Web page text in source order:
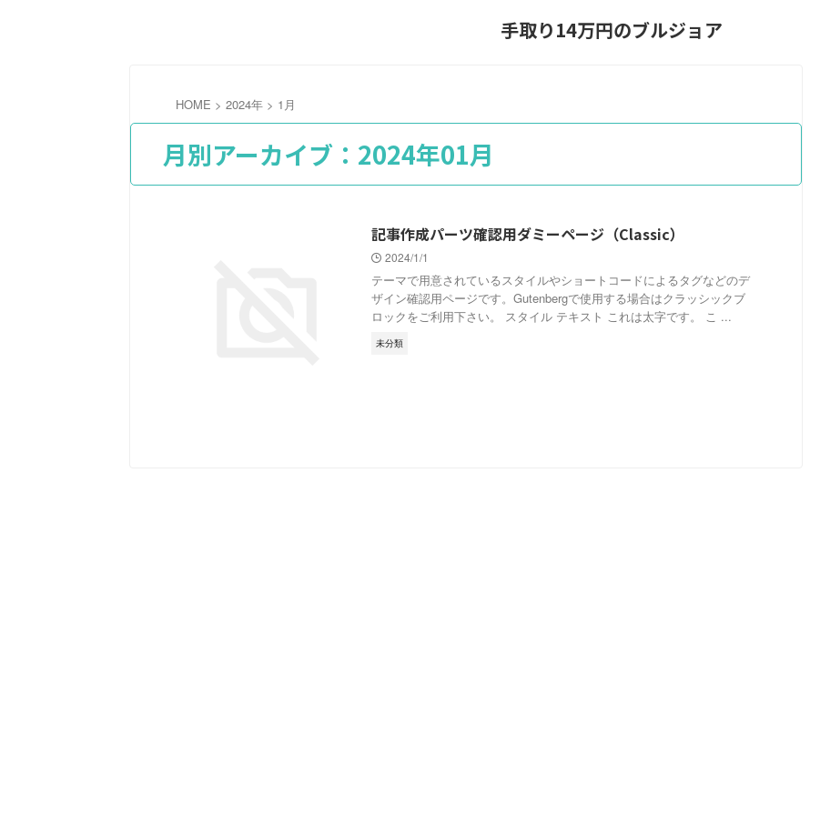
手取り14万円のブルジョア
HOME > 2024年 > 1月
月別アーカイブ：2024年01月
記事作成パーツ確認用ダミーページ（Classic）
2024/1/1
テーマで用意されているスタイルやショートコードによるタグなどのデ
ザイン確認用ページです。Gutenbergで使用する場合はクラッシックブ
ロックをご利用下さい。 スタイル テキスト これは太字です。 こ ...
未分類